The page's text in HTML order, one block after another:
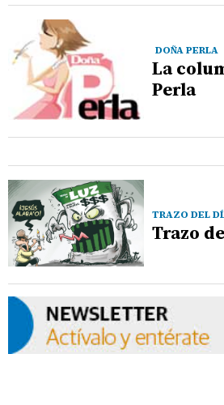
DOÑA PERLA
La
Perla
TRAZO DEL
Trazo